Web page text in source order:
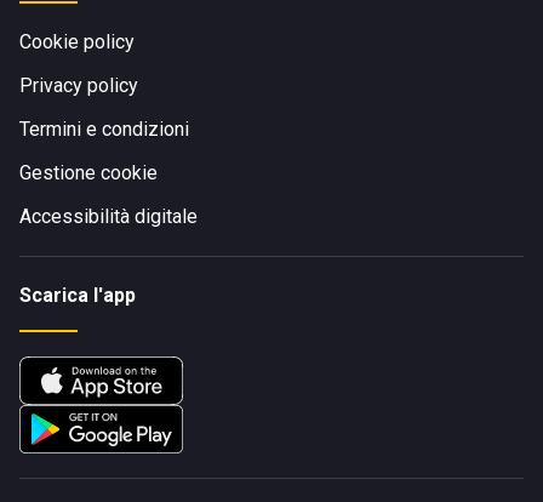
Cookie policy
Privacy policy
Termini e condizioni
Gestione cookie
Accessibilità digitale
Scarica l'app